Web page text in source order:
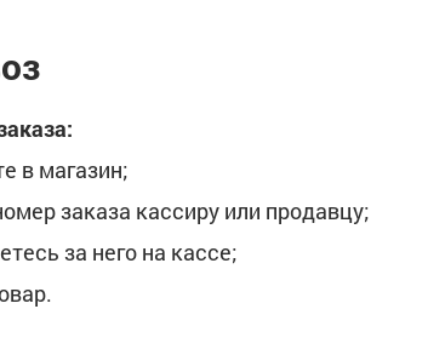
в магазин;
заказа кассиру или продавцу;
за него на кассе;